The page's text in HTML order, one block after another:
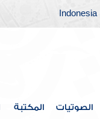
Indonesia
الصوتيات المكتبة